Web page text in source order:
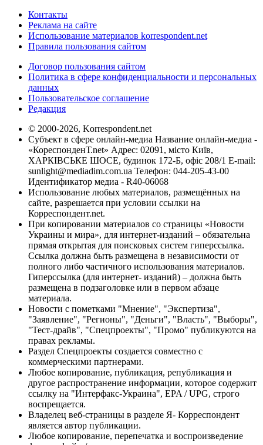
Контакты
Реклама на сайте
Использование материалов korrespondent.net
Правила пользования сайтом
Договор пользования сайтом
Политика в сфере конфиденциальности и персональных
данных
Пользовательское соглашение
Редакция
© 2000-2026, Korrespondent.net
Субъект в сфере онлайн-медиа Название онлайн-медиа -
«КореспонденТ.net» Адрес: 02091, місто Київ,
ХАРКІВСЬКЕ ШОСЕ, будинок 172-Б, офіс 208/1 E-mail:
sunlight@mediadim.com.ua Телефон: 044-205-43-00
Идентификатор медиа - R40-06068
Использование любых материалов, размещённых на
сайте, разрешается при условии ссылки на
Корреспондент.net.
При копировании материалов со страницы «Новости
Украины и мира», для интернет-изданий – обязательна
прямая открытая для поисковых систем гиперссылка.
Ссылка должна быть размещена в независимости от
полного либо частичного использования материалов.
Гиперссылка (для интернет- изданий) – должна быть
размещена в подзаголовке или в первом абзаце
материала.
Новости с пометками "Мнение", "Экспертиза",
"Заявление", "Регионы", "Деньги", "Власть", "Выборы",
"Тест-драйв", "Спецпроекты", "Промо" публикуются на
правах рекламы.
Раздел Спецпроекты создается совместно с
коммерческими партнерами.
Любое копирование, публикация, републикация и
другое распространение информации, которое содержит
ссылку на "Интерфакс-Украина", EPA / UPG, строго
воспрещается.
Владелец веб-страницы в разделе Я- Корреспондент
является автор публикации.
Любое копирование, перепечатка и воспроизведение